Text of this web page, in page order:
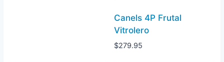
Canels 4P Frutal
Vitrolero
$279.95